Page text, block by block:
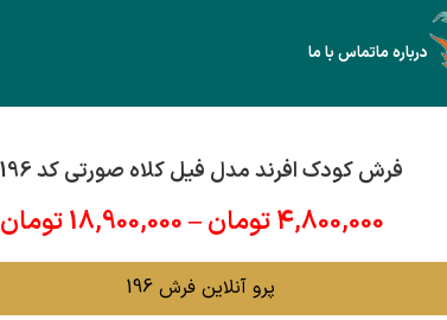
درباره ماتماس با ما
فرش کودک افرند مدل فیل کلاه صورتی کد 196
4,800,000تومان–
18,900,000تومان
پرو آنلاین فرش 196